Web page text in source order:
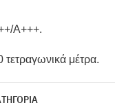
A+++.
μέτρα.